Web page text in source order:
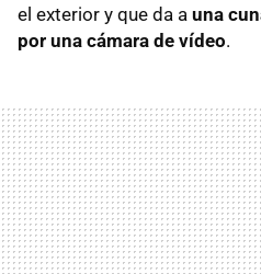
el exterior y que da a una
por una cámara de vídeo.